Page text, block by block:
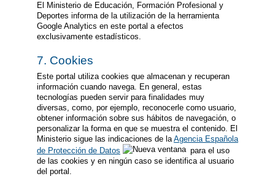
El Ministerio de Educación, Formación Profesional y
Deportes informa de la utilización de la herramienta
Google Analytics en este portal a efectos
exclusivamente estadísticos.
7. Cookies
Este portal utiliza cookies que almacenan y recuperan
información cuando navega. En general, estas
tecnologías pueden servir para finalidades muy
diversas, como, por ejemplo, reconocerle como usuario,
obtener información sobre sus hábitos de navegación, o
personalizar la forma en que se muestra el contenido. El
Ministerio sigue las indicaciones de la Agencia Española
de Protección de Datos
para el uso
de las cookies y en ningún caso se identifica al usuario
del portal.